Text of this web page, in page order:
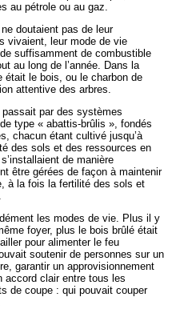
au pétrole ou au gaz.
doutaient pas de leur
vivaient, leur mode de vie
suffisamment de combustible
au long de l’année. Dans la
était le bois, ou le charbon de
attentive des arbres.
par des systèmes
type « abattis-brûlis », fondés
chacun étant cultivé jusqu’à
des sols et des ressources en
de manière
être gérées de façon à maintenir
à la fois la fertilité des sols et
les modes de vie. Plus il y
foyer, plus le bois brûlé était
pour alimenter le feu
soutenir de personnes sur un
garantir un approvisionnement
accord clair entre tous les
de coupe : qui pouvait couper